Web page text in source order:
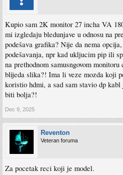
Kupio sam 2K monitor 27 incha VA
mi izgledaju bledunjave u odnosu na
podešava grafika? Nije da nema
podešavanja, npr kad ukljucim pip ili
na prethodnom samusngovom
blijeda slika?! Ima li veze mozda koji
koristio hdmi, a sad sam stavio dp
biti bolja?!
Dec 9, 2025
Reventon
Veteran foruma
Za pocetak reci koji je model.